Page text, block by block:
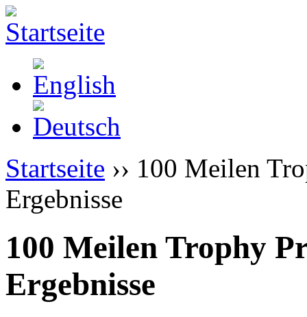
Startseite ›› 100 Meilen
Ergebnisse
100 Meilen Trophy
Ergebnisse